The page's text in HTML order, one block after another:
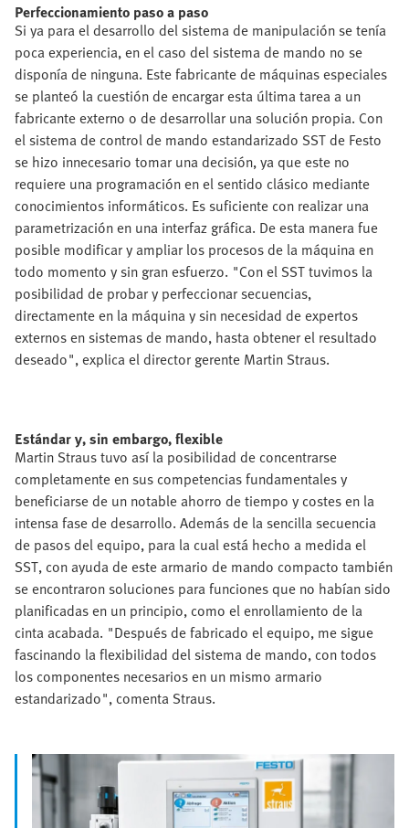
Perfeccionamiento paso a paso
Si ya para el desarrollo del sistema de manipulación se tenía
poca experiencia, en el caso del sistema de mando no se
disponía de ninguna. Este fabricante de máquinas especiales
se planteó la cuestión de encargar esta última tarea a un
fabricante externo o de desarrollar una solución propia. Con
el sistema de control de mando estandarizado SST de Festo
se hizo innecesario tomar una decisión, ya que este no
requiere una programación en el sentido clásico mediante
conocimientos informáticos. Es suficiente con realizar una
parametrización en una interfaz gráfica. De esta manera fue
posible modificar y ampliar los procesos de la máquina en
todo momento y sin gran esfuerzo. "Con el SST tuvimos la
posibilidad de probar y perfeccionar secuencias,
directamente en la máquina y sin necesidad de expertos
externos en sistemas de mando, hasta obtener el resultado
deseado", explica el director gerente Martin Straus.
Estándar y, sin embargo, flexible
Martin Straus tuvo así la posibilidad de concentrarse
completamente en sus competencias fundamentales y
beneficiarse de un notable ahorro de tiempo y costes en la
intensa fase de desarrollo. Además de la sencilla secuencia
de pasos del equipo, para la cual está hecho a medida el
SST, con ayuda de este armario de mando compacto también
se encontraron soluciones para funciones que no habían sido
planificadas en un principio, como el enrollamiento de la
cinta acabada. "Después de fabricado el equipo, me sigue
fascinando la flexibilidad del sistema de mando, con todos
los componentes necesarios en un mismo armario
estandarizado", comenta Straus.